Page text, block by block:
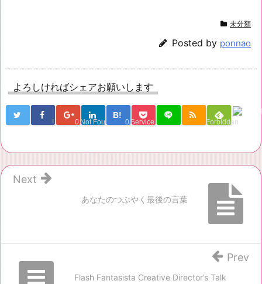
未分類
Posted by ponnao
よろしければシェアお願いします
! 0 Not Found
B!
0 Service Una Forbidden
あなたのつぶやく最後の言葉
Next
Flash Fantasista Creative Director’s Talk
Prev